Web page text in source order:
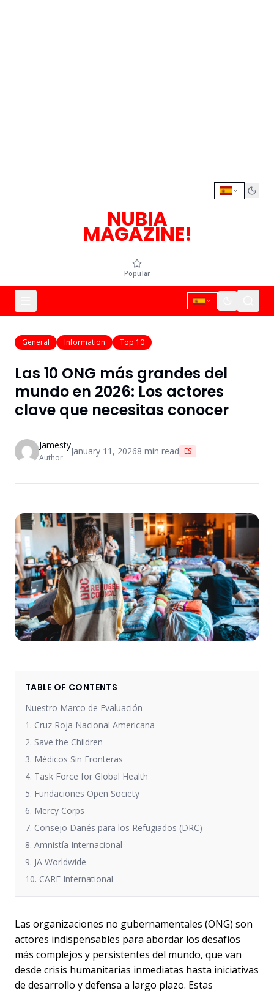
NUBIA
MAGAZINE!
Popular
General Information Top 10
Las 10 ONG más grandes del
mundo en 2026: Los actores
clave que necesitas conocer
Jamesty
Author
January 11, 20268 min read ES
TABLE OF CONTENTS
Nuestro Marco de Evaluación
1. Cruz Roja Nacional Americana
2. Save the Children
3. Médicos Sin Fronteras
4. Task Force for Global Health
5. Fundaciones Open Society
6. Mercy Corps
7. Consejo Danés para los Refugiados (DRC)
8. Amnistía Internacional
9. JA Worldwide
10. CARE International
Las organizaciones no gubernamentales (ONG) son
actores indispensables para abordar los desafíos
más complejos y persistentes del mundo, que van
desde crisis humanitarias inmediatas hasta iniciativas
de desarrollo y defensa a largo plazo. Estas